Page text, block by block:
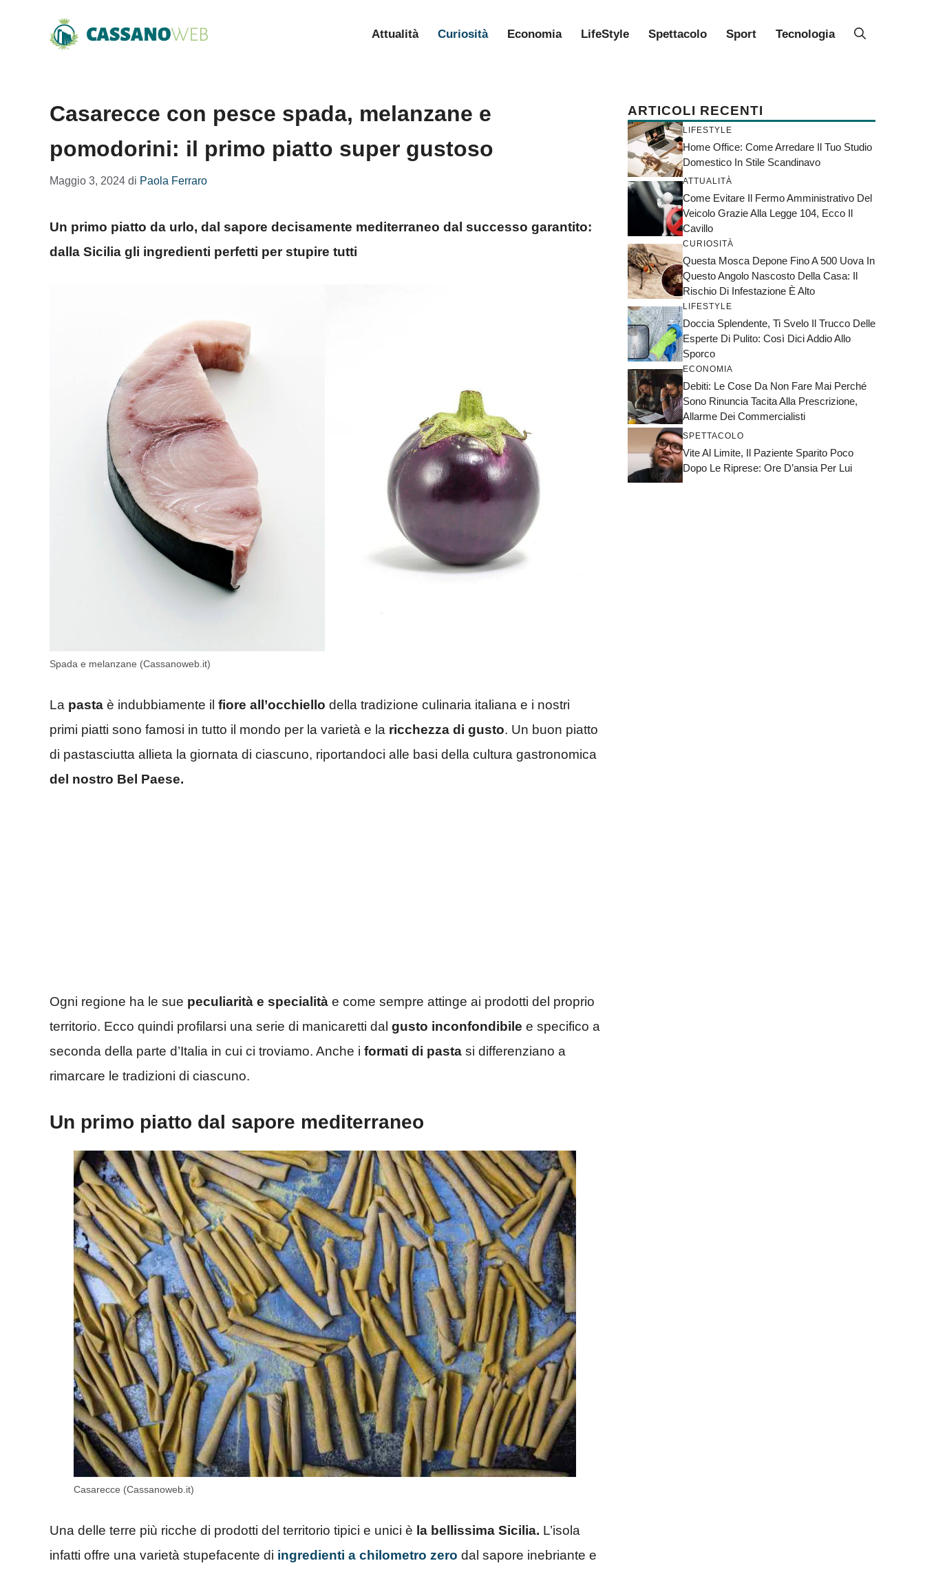
Attualità Curiosità Economia LifeStyle Spettacolo Sport Tecnologia
Casarecce con pesce spada, melanzane e
pomodorini: il primo piatto super gustoso
Maggio 3, 2024 di Paola Ferraro
Un primo piatto da urlo, dal sapore decisamente mediterraneo dal successo garantito:
dalla Sicilia gli ingredienti perfetti per stupire tutti
Spada e melanzane (Cassanoweb.it)
La pasta è indubbiamente il fiore all’occhiello della tradizione culinaria italiana e i nostri
primi piatti sono famosi in tutto il mondo per la varietà e la ricchezza di gusto. Un buon piatto
di pastasciutta allieta la giornata di ciascuno, riportandoci alle basi della cultura gastronomica
del nostro Bel Paese.
Ogni regione ha le sue peculiarità e specialità e come sempre attinge ai prodotti del proprio
territorio. Ecco quindi profilarsi una serie di manicaretti dal gusto inconfondibile e specifico a
seconda della parte d’Italia in cui ci troviamo. Anche i formati di pasta si differenziano a
rimarcare le tradizioni di ciascuno.
Un primo piatto dal sapore mediterraneo
Casarecce (Cassanoweb.it)
Una delle terre più ricche di prodotti del territorio tipici e unici è la bellissima Sicilia. L’isola
infatti offre una varietà stupefacente di ingredienti a chilometro zero dal sapore inebriante e
ARTICOLI RECENTI
LIFESTYLE
Home Office: Come Arredare Il Tuo Studio
Domestico In Stile Scandinavo
ATTUALITÀ
Come Evitare Il Fermo Amministrativo Del
Veicolo Grazie Alla Legge 104, Ecco Il
Cavillo
CURIOSITÀ
Questa Mosca Depone Fino A 500 Uova In
Questo Angolo Nascosto Della Casa: Il
Rischio Di Infestazione È Alto
LIFESTYLE
Doccia Splendente, Ti Svelo Il Trucco Delle
Esperte Di Pulito: Così Dici Addio Allo
Sporco
ECONOMIA
Debiti: Le Cose Da Non Fare Mai Perché
Sono Rinuncia Tacita Alla Prescrizione,
Allarme Dei Commercialisti
SPETTACOLO
Vite Al Limite, Il Paziente Sparito Poco
Dopo Le Riprese: Ore D’ansia Per Lui